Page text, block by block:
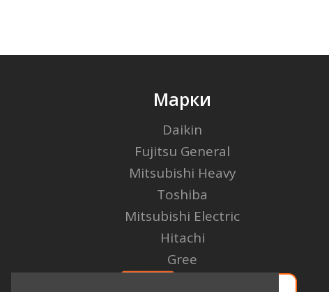
Марки
Daikin
Fujitsu General
Mitsubishi Heavy
Toshiba
Mitsubishi Electric
Hitachi
Gree